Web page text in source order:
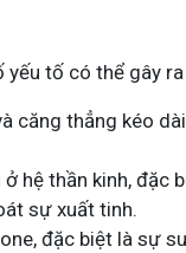
tố có thể gây
căng thẳng kéo
ở hệ thần kinh, đặc
sự xuất tinh.
đặc biệt là sự